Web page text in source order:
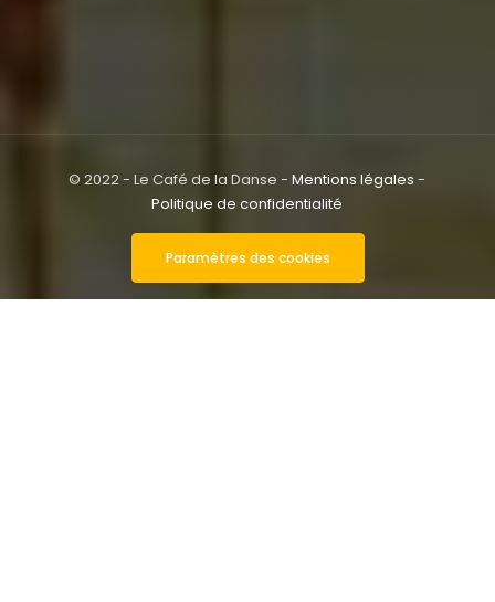
© 2022 - Le Café de la Danse -Mentions légales -
Politique de confidentialité
Paramètres des cookies